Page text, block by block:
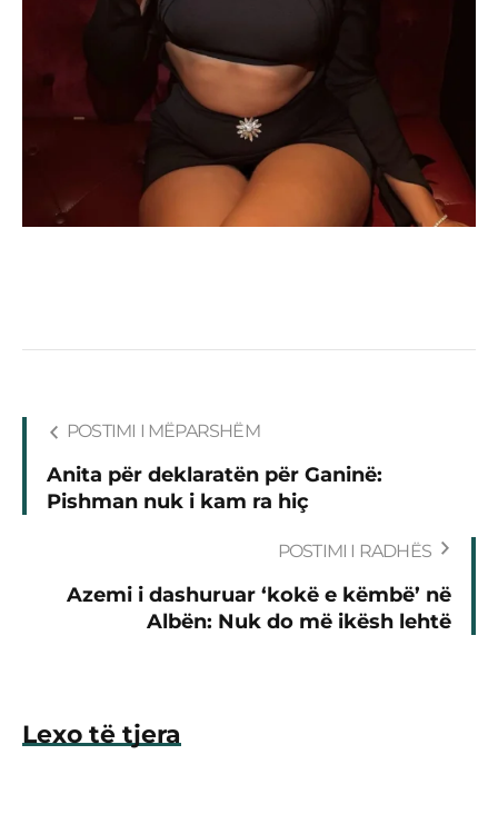
POSTIMI I MËPARSHËM
Anita për deklaratën për Ganinë:
Pishman nuk i kam ra hiç
POSTIMI I RADHËS
Azemi i dashuruar ‘kokë e këmbë’ në
Albën: Nuk do më ikësh lehtë
Lexo të tjera